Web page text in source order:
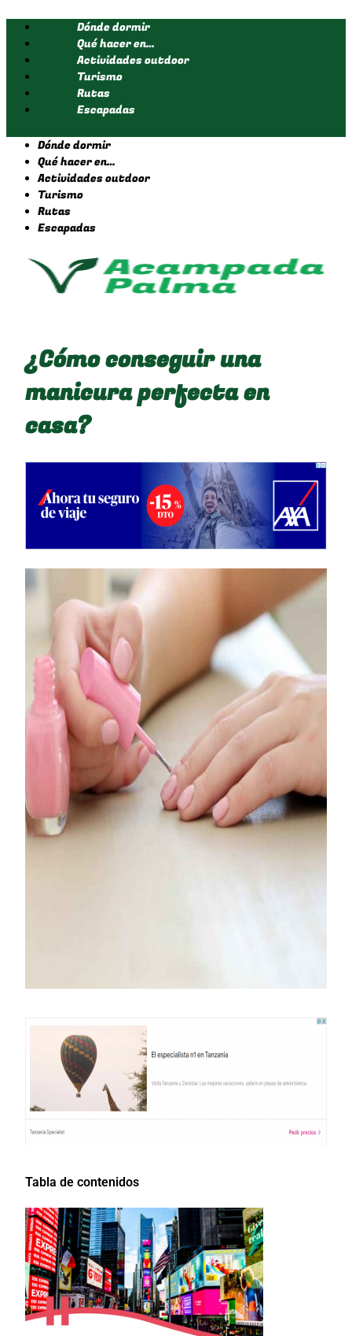
contenido
Dónde dormir
Qué hacer en…
Actividades outdoor
Turismo
Rutas
Escapadas
Dónde dormir
Qué hacer en…
Actividades outdoor
Turismo
Rutas
Escapadas
¿Cómo conseguir una
manicura perfecta en
casa?
Tabla de contenidos